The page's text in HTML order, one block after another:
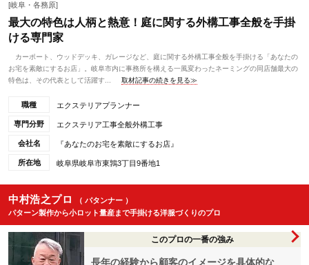
[岐阜・各務原]
最大の特色は人柄と熱意！庭に関する外構工事全般を手掛
ける専門家
カーポート、ウッドデッキ、ガレージなど、庭に関する外構工事全般を手掛ける「あなたの
お宅を素敵にするお店」。岐阜市内に事務所を構える一風変わったネーミングの同店舗最大の
特色は、その代表として活躍す...
取材記事の続きを見る≫
職種 エクステリアプランナー
専門分野 エクステリア工事全般外構工事
会社名 『あなたのお宅を素敵にするお店』
所在地 岐阜県岐阜市東鶉3丁目9番地1
中村浩之プロ
（ パタンナー ）
パターン製作から小ロット量産まで手掛ける洋服づくりのプロ
このプロの一番の強み
長年の経験から顧客のイメージを具体的な